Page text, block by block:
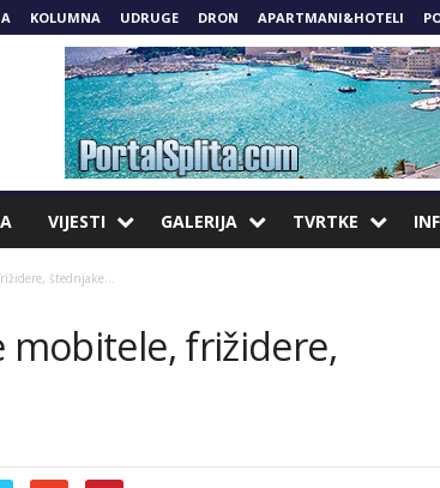
KOLUMNA UDRUGE DRON APARTMANI&HOTELI
VIJESTI GALERIJA TVRTKE
štednjake…
mobitele, frižidere,